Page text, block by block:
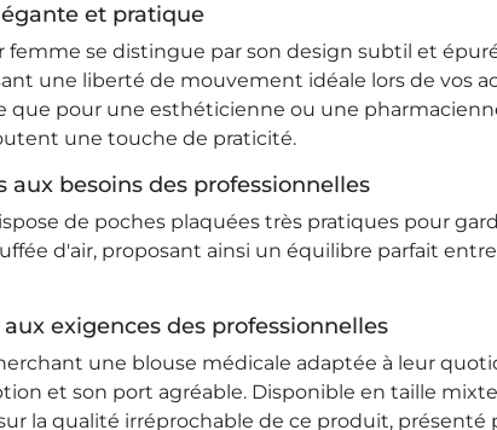
et pratique
se distingue par son design subtil et
une liberté de mouvement idéale lors de vos
pour une esthéticienne ou une
une touche de praticité.
besoins des professionnelles
de poches plaquées très pratiques pour
d'air, proposant ainsi un équilibre parfait
exigences des professionnelles
une blouse médicale adaptée à leur
et son port agréable. Disponible en taille
la qualité irréprochable de ce produit,